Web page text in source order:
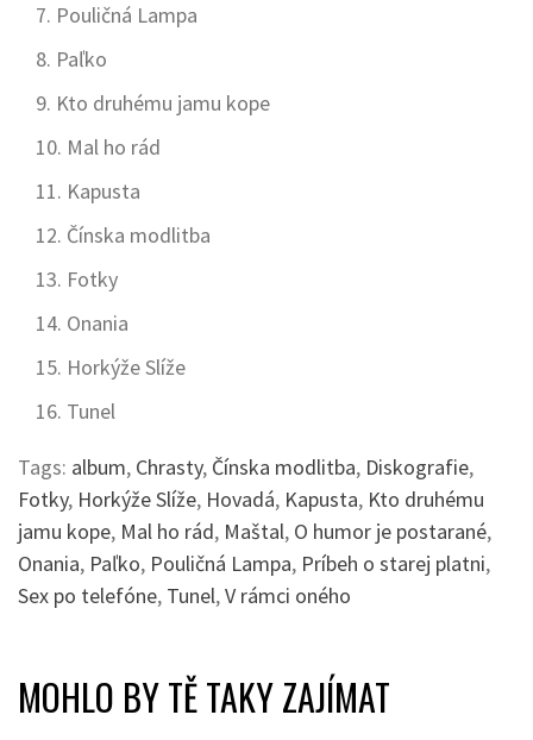
Pouličná Lampa
Paľko
Kto druhému jamu kope
Mal ho rád
Kapusta
Čínska modlitba
Fotky
Onania
Horkýže Slíže
Tunel
Tags: album, Chrasty, Čínska modlitba, Diskografie,
Fotky, Horkýže Slíže, Hovadá, Kapusta, Kto druhému
jamu kope, Mal ho rád, Maštal, O humor je postarané,
Onania, Paľko, Pouličná Lampa, Príbeh o starej platni,
Sex po telefóne, Tunel,V rámci oného
MOHLO BY TĚ TAKY ZAJÍMAT